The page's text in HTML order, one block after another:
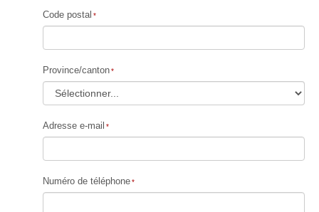
Code postal
Province/canton
Adresse e-mail
Numéro de téléphone